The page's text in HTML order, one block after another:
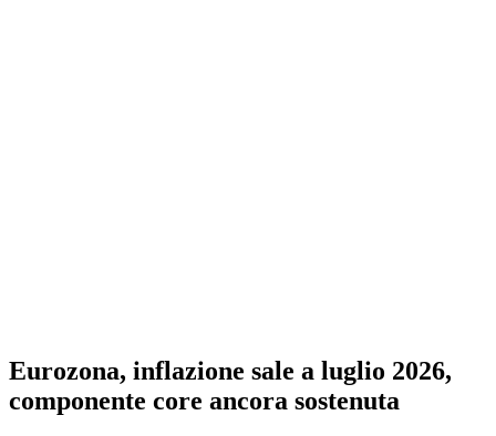
Eurozona, inflazione sale a luglio 2026,
componente core ancora sostenuta